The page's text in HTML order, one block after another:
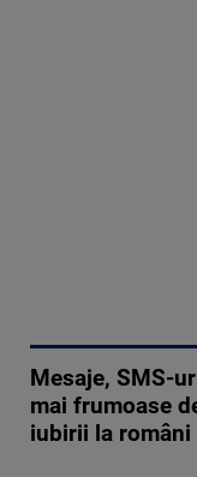
Mesaje, SMS-
mai frumoase
iubirii la români